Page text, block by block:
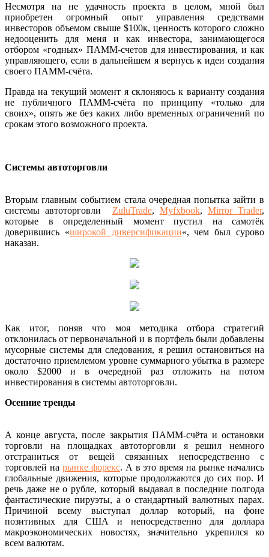
Несмотря на не удачность проекта в целом, мной был
приобретен огромный опыт управления средствами
инвесторов объемом свыше $100к, ценность которого сложно
недооценить для меня и как инвестора, занимающегося
отбором «годных» ПАММ-счетов для инвестирования, и как
управляющего, если в дальнейшем я вернусь к идеи создания
своего ПАММ-счёта.
Правда на текущий момент я склоняюсь к варианту создания
не публичного ПАММ-счёта по принципу «только для
своих», опять же без каких либо временных ограничений по
срокам этого возможного проекта.
Системы автоторговли
Вторым главным событием стала очередная попытка зайти в
системы автоторговли ZuluTrade, Myfxbook, Mirror Trader,
которые в определенный момент пустил на самотёк
доверившись «широкой диверсификации«, чем был сурово
наказан.
Как итог, поняв что моя методика отбора стратегий
отклонилась от первоначальной и в портфель были добавлены
мусорные системы для следования, я решил остановиться на
достаточно приемлемом уровне суммарного убытка в размере
около $2000 и в очередной раз отложить на потом
инвестирования в системы автоторговли.
Осенние тренды
А конце августа, после закрытия ПАММ-счёта и остановки
торговли на площадках автоторговли я решил немного
отстраниться от вещей связанных непосредственно с
торговлей на рынке форекс. А в это время на рынке начались
глобальные движения, которые продолжаются до сих пор. И
речь даже не о рубле, который выдавал в последние полгода
фантастические пируэты, а о стандартный валютных парах.
Причиной всему выступал доллар который, на фоне
позитивных для США и непосредственно для доллара
макроэкономических новостях, значительно укрепился ко
всем валютам.